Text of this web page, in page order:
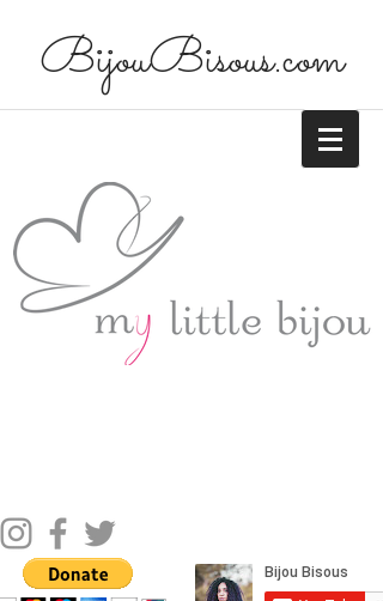
BijouBisous.com